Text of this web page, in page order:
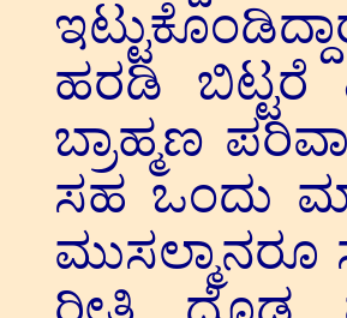
ಹರಡಿ ಬಿಟ್ಟರೆ
ಬ್ರಾಹ್ಮಣ
ಸಹ ಒಂದು